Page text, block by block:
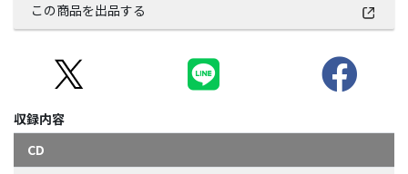
この商品を出品する
収録内容
CD